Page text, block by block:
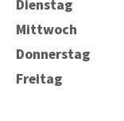
Dienstag
Mittwoch
Donnerstag
Freitag